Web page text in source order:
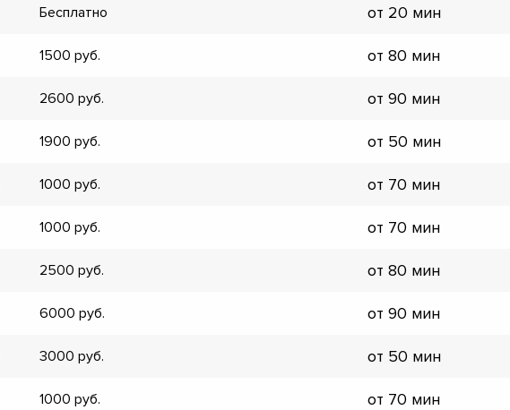
Бесплатно от 20 мин
1500 от 80 мин
2600 от 90 мин
1900 от 50 мин
1000 от 70 мин
1000 от 70 мин
2500 от 80 мин
6000 от 90 мин
3000 от 50 мин
1000 от 70 мин